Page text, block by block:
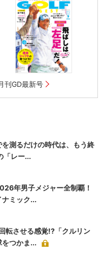
刊GD最新号
を測るだけの時代は、もう終
「レー...
年男子メジャー全制覇！
ナミック...
転させる感覚!?「クルリン
つかま...